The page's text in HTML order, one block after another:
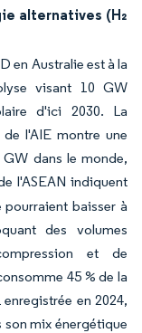
alternatives (H₂
en Australie est à la
visant 10 GW
d'ici 2030. La
l'AIE montre une
dans le monde,
l'ASEAN indiquent
baisser à
des volumes
et de
45 % de la
en 2024,
son mix énergétique